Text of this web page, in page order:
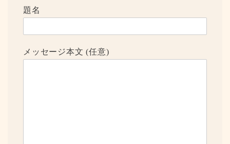
題名
メッセージ本文 (任意)